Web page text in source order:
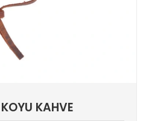
KAHVE